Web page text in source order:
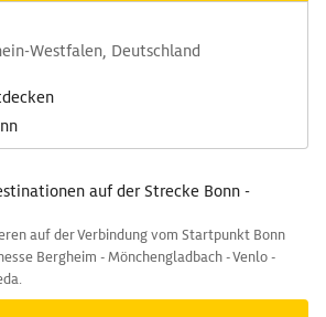
Westfalen, Deutschland
auf der Strecke Bonn -
auf der Verbindung vom Startpunkt Bonn
Bergheim - Mönchengladbach - Venlo -